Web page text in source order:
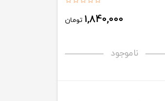
1,840,000 تومان
ناموجود